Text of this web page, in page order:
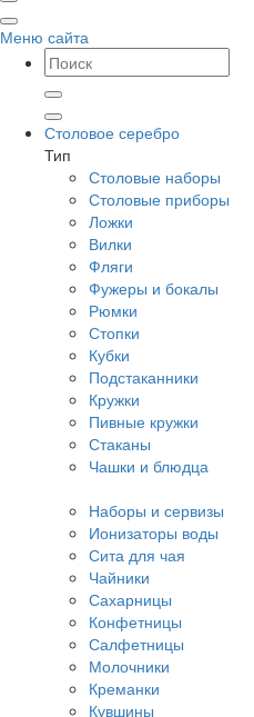
Меню сайта
Столовое серебро
Тип
Столовые наборы
Столовые приборы
Ложки
Вилки
Фляги
Фужеры и бокалы
Рюмки
Стопки
Кубки
Подстаканники
Кружки
Пивные кружки
Стаканы
Чашки и блюдца
Наборы и сервизы
Ионизаторы воды
Сита для чая
Чайники
Сахарницы
Конфетницы
Салфетницы
Молочники
Креманки
Кувшины